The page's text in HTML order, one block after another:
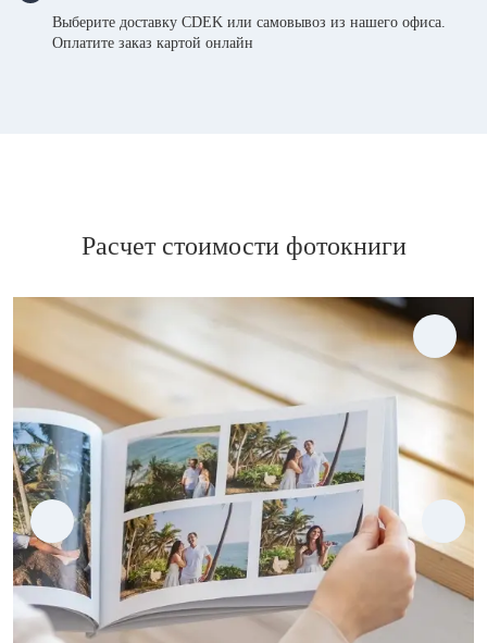
Выберите доставку CDEK или самовывоз из нашего офиса.
Оплатите заказ картой онлайн
Расчет стоимости фотокниги